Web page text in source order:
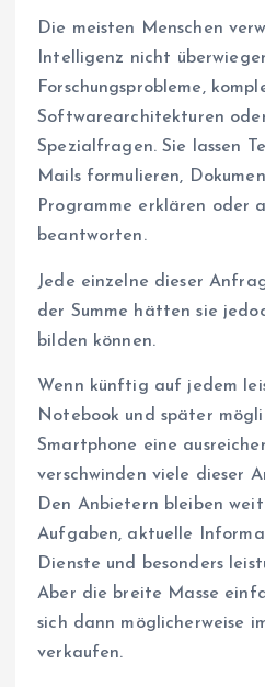
Die meisten Menschen
Intelligenz nicht
Forschungsprobleme,
Softwarearchitekturen
Spezialfragen. Sie lassen
Mails formulieren,
Programme erklären oder
beantworten.
Jede einzelne dieser
der Summe hätten sie
bilden können.
Wenn künftig auf jedem
Notebook und später
Smartphone eine
verschwinden viele dieser
Den Anbietern bleiben
Aufgaben, aktuelle
Dienste und besonders
Aber die breite Masse
sich dann möglicherweise
verkaufen.